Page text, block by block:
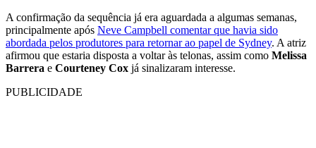
A confirmação da sequência já era aguardada a algumas semanas,
principalmente após Neve Campbell comentar que havia sido
abordada pelos produtores para retornar ao papel de Sydney. A atriz
afirmou que estaria disposta a voltar às telonas, assim como Melissa
Barrera e Courteney Cox já sinalizaram interesse.
PUBLICIDADE